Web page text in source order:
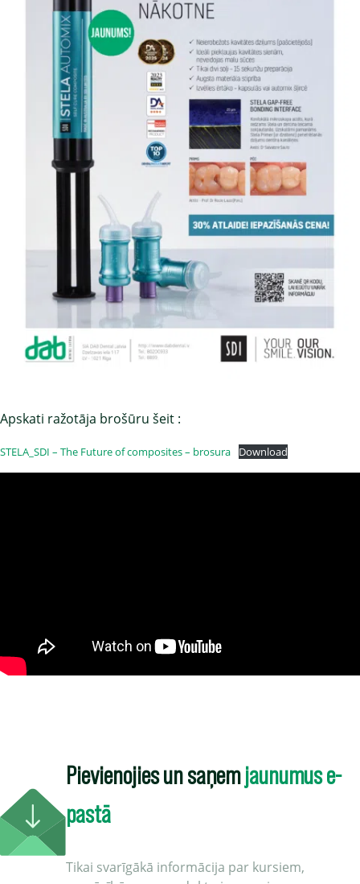
Apskati ražotāja brošūru šeit :
STELA_SDI – The Future of composites – brosura Download
Pievienojies un saņemjaunumus e-
pastā
Tikai svarīgākā informācija par kursiem,